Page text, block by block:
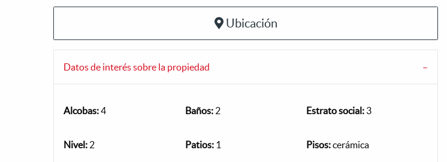
Ubicación
Datos de interés sobre la propiedad
Alcobas:4 Baños:2 Estrato social: 3
Nivel: 2 Patios:1 Pisos:cerámica